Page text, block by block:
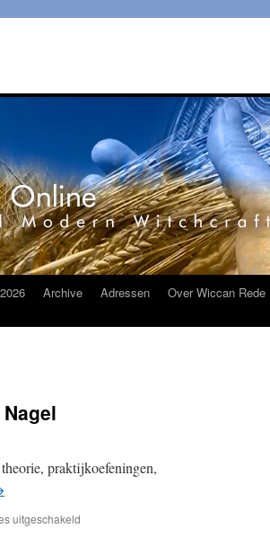
Archive Adressen Over Wiccan Rede
praktijkoefeningen,
uitgeschakeld